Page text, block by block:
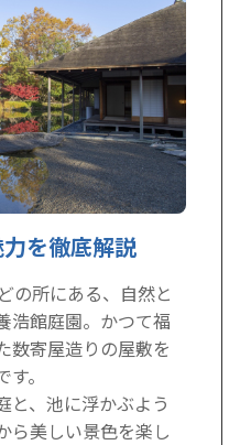
を徹底解説
の所にある、自然と
浩館庭園。かつて福
数寄屋造りの屋敷を
。
と、池に浮かぶよう
ら美しい景色を楽し